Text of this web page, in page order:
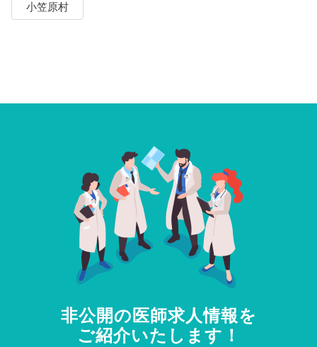
小笠原村
非公開の医師求人情報を
ご紹介いたします！